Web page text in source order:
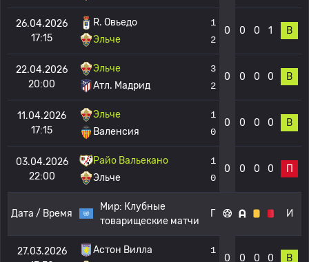
26.04.2026
17:15
R. Овьедо
Эльче
1
2
0 0 0 1 В
22.04.2026
20:00
Эльче
Атл. Мадрид
3
2
0 0 0 0 В
11.04.2026
17:15
Эльче
Валенсия
1
0
0 0 0 0 В
03.04.2026
22:00
Райо Вальекано
Эльче
1
0
0 0 0 0 П
Дата / Время
Мир: Клубные
товарищеские матчи
Г И
27.03.2026
Астон Вилла
1
0 0 0 0 В